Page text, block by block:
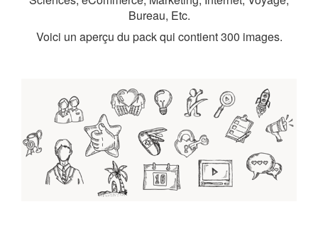
Bureau, Etc.
Voici un aperçu du pack qui contient 300 images.